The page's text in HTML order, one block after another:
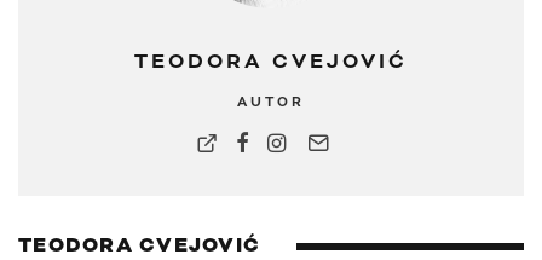
TEODORA CVEJOVIĆ
AUTOR
TEODORA CVEJOVIĆ